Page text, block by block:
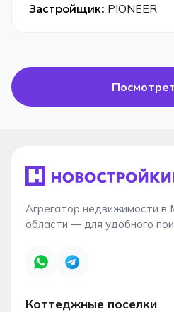
Застройщик: PIONEER
Агрегатор недвижимости в
области — для удобного
Коттеджные поселки